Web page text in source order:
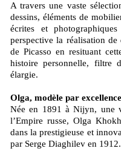
A travers une vaste sélection de plus de 350 œuvres, peintures,
dessins, éléments de
écrites et
perspective la réalisation de
de Picasso en resituant
histoire personnelle, filtre
élargie.
Olga, modèle par
Née en 1891 à Nijyn, une
l’Empire russe, Olga
dans la prestigieuse et
par Serge Diaghilev en 1912.